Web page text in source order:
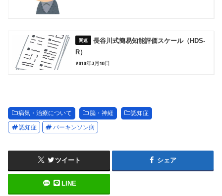
長谷川式簡易知能評価スケール（HDS-
R）
2010年3月10日
病気・治療について 脳・神経 認知症
認知症 パーキンソン病
ツイート シェア
LINE